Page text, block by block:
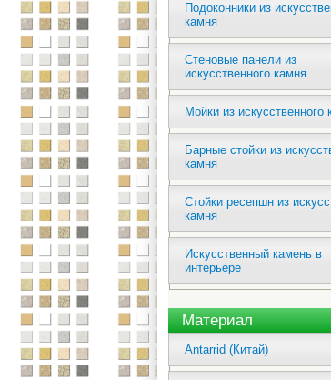
Подоконники из
камня
Стеновые панели из
искусственного камня
Мойки из искусственного
Барные стойки из
камня
Стойки ресепшн из
камня
Искусственный камень в
интерьере
Материал
Antarrid (Китай)